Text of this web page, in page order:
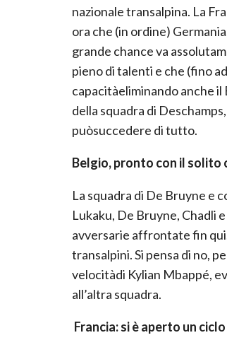
nazionale transalpina. La
ora che (in ordine)
grande chance va
pieno di talenti e che (fino
capacitàeliminando anche il
della squadra di
puòsuccedere di tutto.
Belgio, pronto con il solito
La squadra di De Bruyne e
Lukaku, De Bruyne, Chadli
avversarie affrontate fin
transalpini. Si pensa di no,
velocitàdi Kylian Mbappé,
all’altra squadra.
Francia: sièaperto un ciclo